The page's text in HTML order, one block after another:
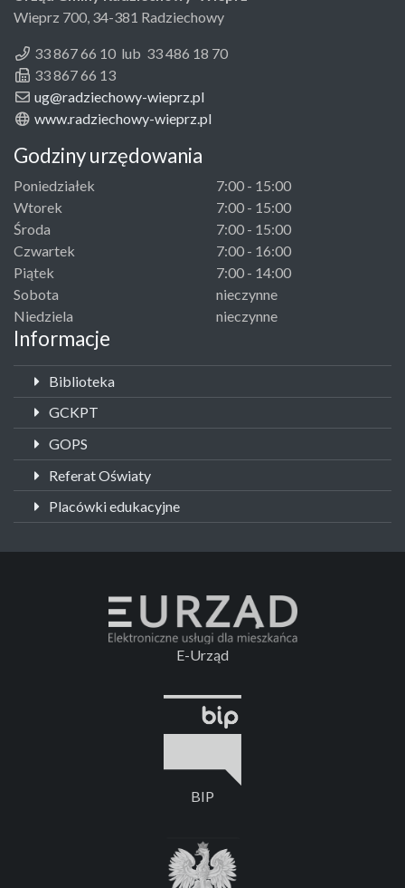
Wieprz 700, 34-381 Radziechowy
33 867 66 10 lub 33 486 18 70
33 867 66 13
ug@radziechowy-wieprz.pl
www.radziechowy-wieprz.pl
Godziny urzędowania
Poniedziałek
7:00 - 15:00
Wtorek
7:00 - 15:00
Środa
7:00 - 15:00
Czwartek
7:00 - 16:00
Piątek
7:00 - 14:00
Sobota
nieczynne
Niedziela
nieczynne
Informacje
Biblioteka
GCKPT
GOPS
Referat Oświaty
Placówki edukacyjne
E-Urząd
BIP